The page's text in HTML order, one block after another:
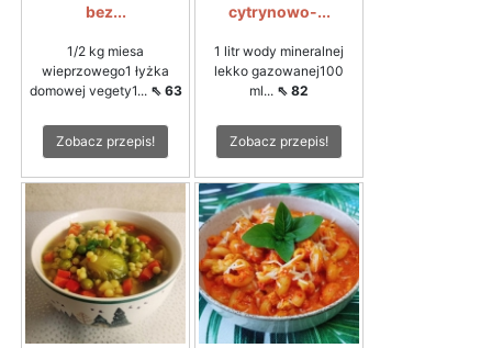
bez...
1/2 kg miesa
wieprzowego1 łyżka
domowej vegety1... ⇖ 63
Zobacz przepis!
cytrynowo-...
1 litr wody mineralnej
lekko gazowanej100
ml... ⇖ 82
Zobacz przepis!